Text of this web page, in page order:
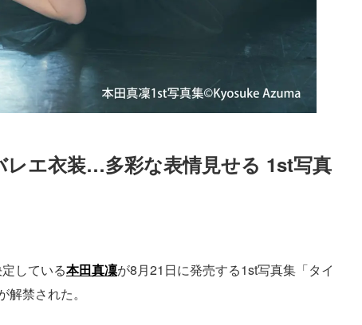
レエ衣装…多彩な表情見せる 1st写真
している本田真凜が8月21日に発売する1st写真集「タイ
禁された。